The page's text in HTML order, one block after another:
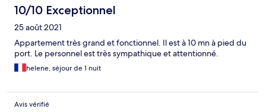
10/10 Exceptionnel
25 août 2021
Appartement très grand et fonctionnel. Il est à 10 mn à pied du
port. Le personnel est très sympathique et attentionné.
helene, séjour de 1 nuit
Avis vérifié